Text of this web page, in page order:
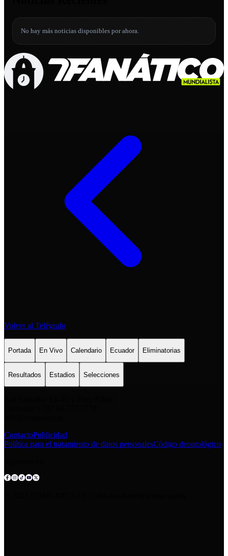
No hay más noticias disponibles por ahora.
Volver al Telégrafo
Portada En Vivo Calendario Ecuador Eliminatorias
Resultados Estadios Selecciones
ContactoPublicidad
Política para el tratamiento de datos personalesCódigo deontológico